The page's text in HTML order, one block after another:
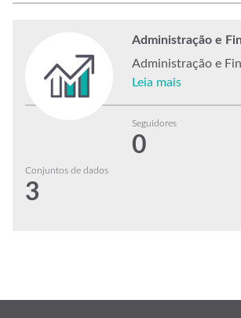
Administração e
Administração e
Leia mais
Seguidores
0
Conjuntos de dados
3